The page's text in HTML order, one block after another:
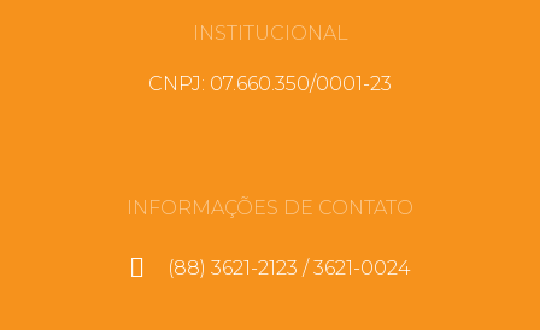
INSTITUCIONAL
CNPJ: 07.660.350/0001-23
INFORMAÇÕES DE CONTATO
(88) 3621-2123 / 3621-0024